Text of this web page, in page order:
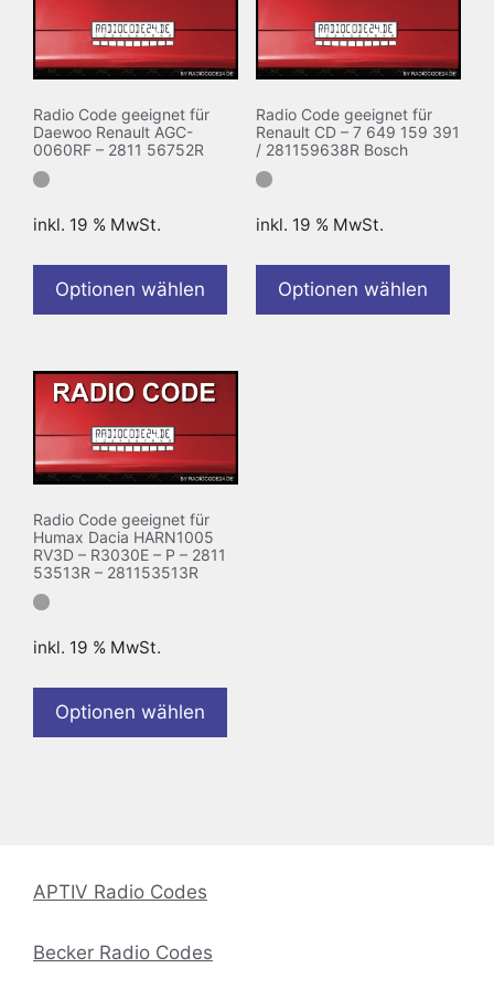
Radio Code geeignet für
Daewoo Renault AGC-
0060RF – 2811 56752R
inkl. 19 % MwSt.
Optionen wählen
Radio Code geeignet für
Renault CD – 7 649 159 391
/ 281159638R Bosch
inkl. 19 % MwSt.
Optionen wählen
Radio Code geeignet für
Humax Dacia HARN1005
RV3D – R3030E – P – 2811
53513R – 281153513R
inkl. 19 % MwSt.
Optionen wählen
APTIV Radio Codes
Becker Radio Codes